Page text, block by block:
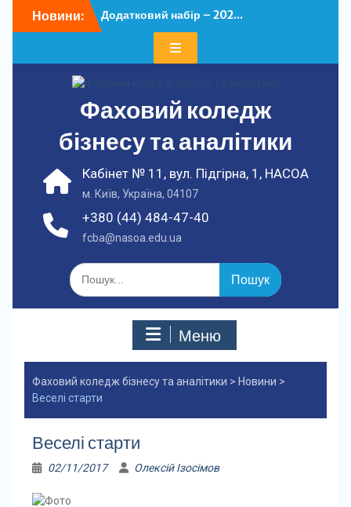
доНовини:
Додатковий набір – 202...
У ФКБА НАСОА
Фаховий коледж
бізнесу та аналітики
+380 (44) 484-47-40
fcba@nasoa.edu.ua
Кабінет № 11, вул. Підгірна, 1, НАСОА
м. Київ, Україна, 04107
Шукати:
Меню
Фаховий коледж бізнесу та аналітики > Новини >
Веселі старти
Веселі старти
02/11/2017 Олексій Ізосімов